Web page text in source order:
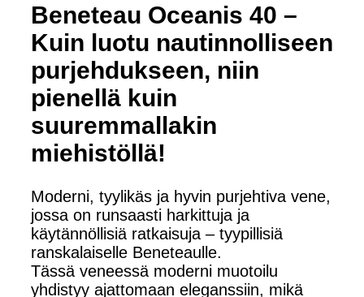
Beneteau Oceanis 40 –
Kuin luotu nautinnolliseen
purjehdukseen, niin
pienellä kuin
suuremmallakin
miehistöllä!
Moderni, tyylikäs ja hyvin purjehtiva vene,
jossa on runsaasti harkittuja ja
käytännöllisiä ratkaisuja – tyypillisiä
ranskalaiselle Beneteaulle.
Tässä veneessä moderni muotoilu
yhdistyy ajattomaan eleganssiin, mikä